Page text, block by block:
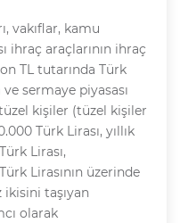
vakıflar, kamu
ihraç araçlarının ihraç
TL tutarında Türk
ve sermaye piyasası
kişiler (tüzel kişiler
Türk Lirası, yıllık
Lirası,
Lirasının üzerinde
ikisini taşıyan
olarak